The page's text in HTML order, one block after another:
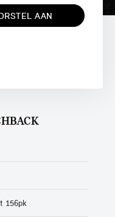
AAN
156pk